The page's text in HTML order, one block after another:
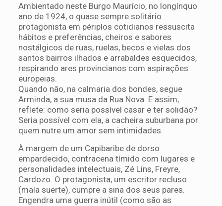
Ambientado neste Burgo Maurício, no longínquo
ano de 1924, o quase sempre solitário
protagonista em périplos cotidianos ressuscita
hábitos e preferências, cheiros e sabores
nostálgicos de ruas, ruelas, becos e vielas dos
santos bairros ilhados e arrabaldes esquecidos,
respirando ares provincianos com aspirações
europeias.
Quando não, na calmaria dos bondes, segue
Arminda, a sua musa da Rua Nova. E assim,
reflete: como seria possível casar e ter solidão?
Seria possível com ela, a cacheira suburbana por
quem nutre um amor sem intimidades.
À margem de um Capibaribe de dorso
empardecido, contracena tímido com lugares e
personalidades intelectuais, Zé Lins, Freyre,
Cardozo. O protagonista, um escritor recluso
(mala suerte), cumpre a sina dos seus pares.
Engendra uma guerra inútil (como são as